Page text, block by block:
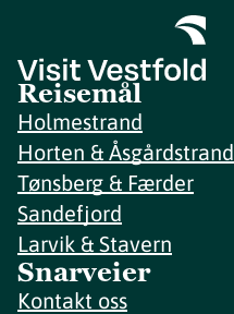
Reisemål
Holmestrand
Horten & Åsgårdstrand
Tønsberg & Færder
Sandefjord
Larvik & Stavern
Snarveier
Kontakt oss